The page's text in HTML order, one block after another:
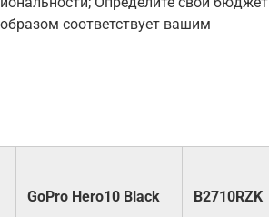
соответствует вашим
GoPro Hero10 Black B2710RZK